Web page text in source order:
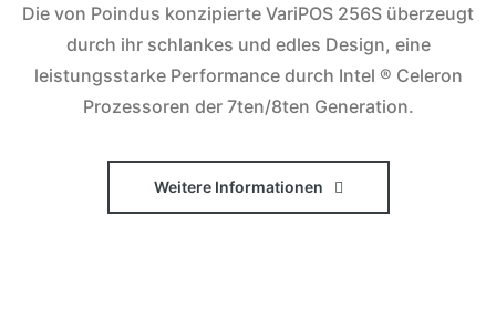
Die von Poindus konzipierte VariPOS 256S überzeugt
durch ihr schlankes und edles Design, eine
leistungsstarke Performance durch Intel ® Celeron
Prozessoren der 7ten/8ten Generation.
Weitere Informationen